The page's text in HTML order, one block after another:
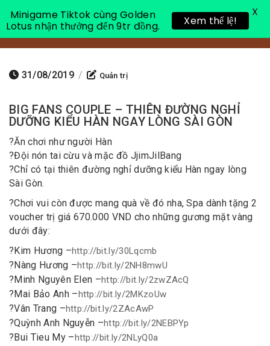
Toggle
31/08/2019 / Quản trị
BIG FANS COUPLE – THIÊN ĐƯỜNG NGHỈ
DƯỠNG KIỂU HÀN NGAY LÒNG SÀI GÒN
?Ăn chơi như người Hàn
?Đội nón tai cừu và mặc đồ JjimJilBang
?Chỉ có tại thiên đường nghỉ dưỡng kiểu Hàn ngay lòng
Sài Gòn.
?Chơi vui còn được mang quà về đó nha, Spa dành tặng 2
voucher trị giá 670.000 VND cho những gương mặt vàng
dưới đây:
?Kim Hương –http://bit.ly/30Lqcmb
?Nàng Hương –http://bit.ly/2NH8mwU
?Minh Nguyên Elen –http://bit.ly/2zwZAcQ
?Mai Bảo Anh –http://bit.ly/2MKzoUw
?Vân Trang –http://bit.ly/2ZAcAwP
?Quỳnh Anh Nguyễn –http://bit.ly/2NEBPYp
?Bui Tieu My –http://bit.ly/2NLyQ0a
Minigame Tiktok cùng Golden
Lotus nhận thưởng đến 9tr đồng.
Xem thể lệ!
X